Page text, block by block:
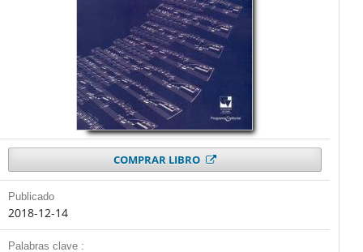
COMPRAR LIBRO
Publicado
2018-12-14
Palabras clave :